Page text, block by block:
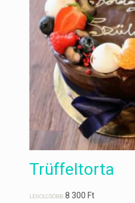
Trüffeltorta
LEGOLCSÓBB:8 300Ft